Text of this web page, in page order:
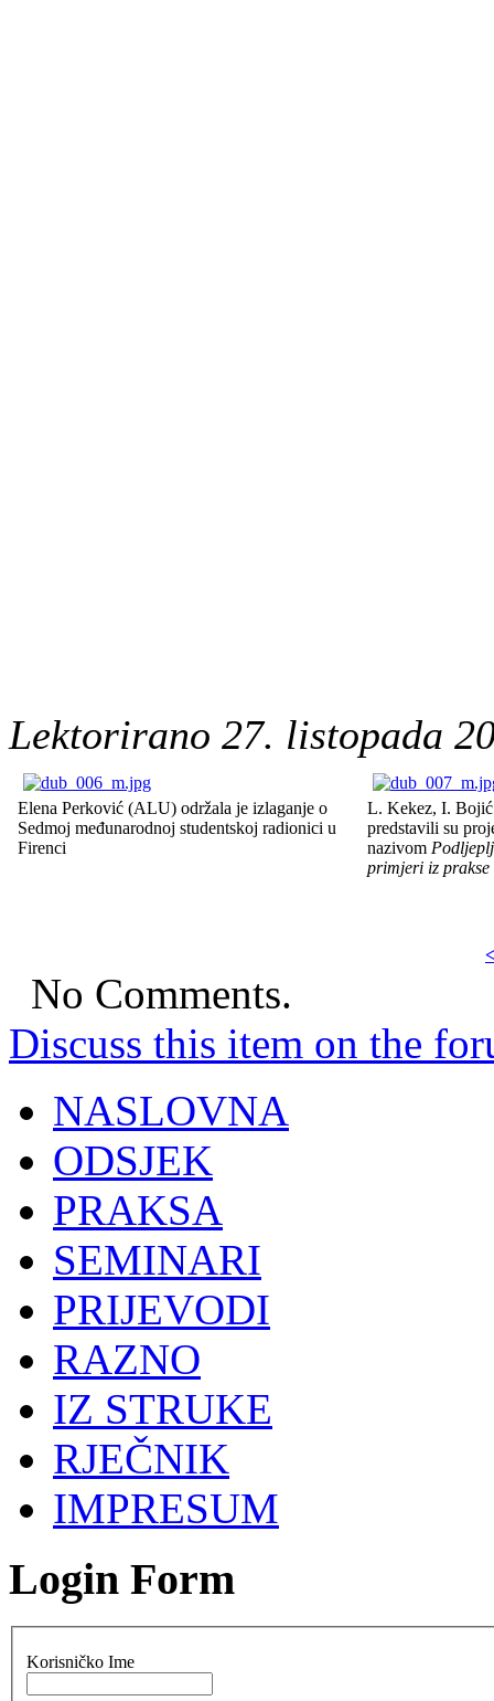
Lektorirano 27. listopada
Elena Perković (ALU) održala je izlaganje o
Sedmoj međunarodnoj studentskoj radionici u
Firenci
L. Kekez, I.
predstavili su
nazivom
primjeri iz prakse
No Comments.
Discuss this item on the
NASLOVNA
ODSJEK
PRAKSA
SEMINARI
PRIJEVODI
RAZNO
IZ STRUKE
RJEČNIK
IMPRESUM
Login Form
Korisničko Ime